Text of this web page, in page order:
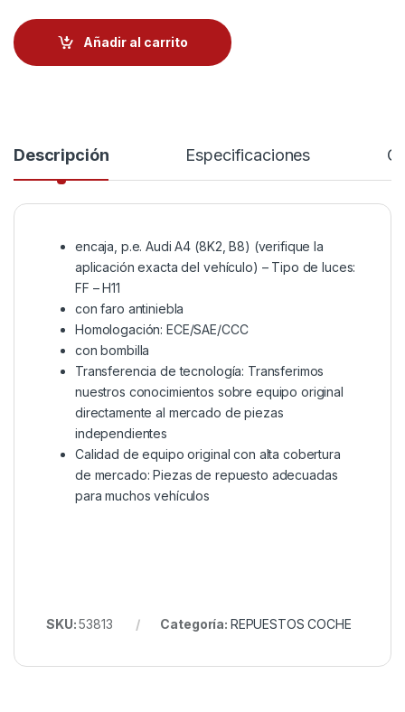
Añadir al carrito
Descripción Especificaciones
encaja, p.e. Audi A4 (8K2, B8) (verifique la
aplicación exacta del vehículo) – Tipo de luces:
FF – H11
con faro antiniebla
Homologación: ECE/SAE/CCC
con bombilla
Transferencia de tecnología: Transferimos
nuestros conocimientos sobre equipo original
directamente al mercado de piezas
independientes
Calidad de equipo original con alta cobertura
de mercado: Piezas de repuesto adecuadas
para muchos vehículos
SKU:53813 Categoría: REPUESTOS COCHE